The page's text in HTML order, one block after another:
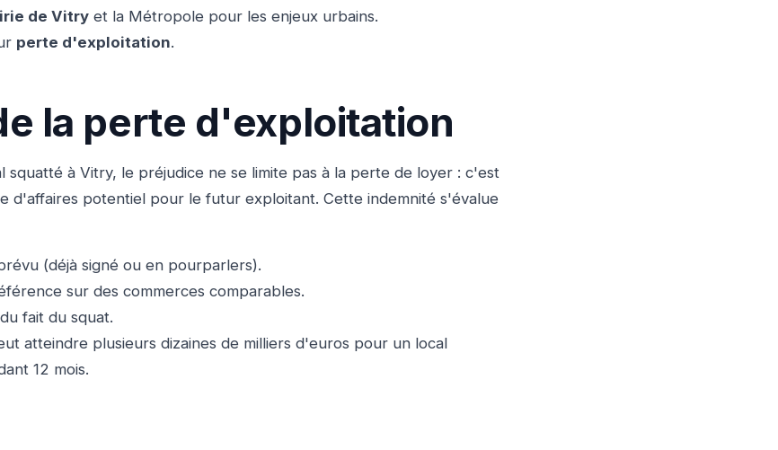
de Vitry et la Métropole pour les enjeux urbains.
perte d'exploitation.
la perte d'exploitation
squatté à Vitry, le préjudice ne se limite pas à la perte de loyer : c'est
d'affaires potentiel pour le futur exploitant. Cette indemnité s'évalue
(déjà signé ou en pourparlers).
sur des commerces comparables.
fait du squat.
atteindre plusieurs dizaines de milliers d'euros pour un local
12 mois.